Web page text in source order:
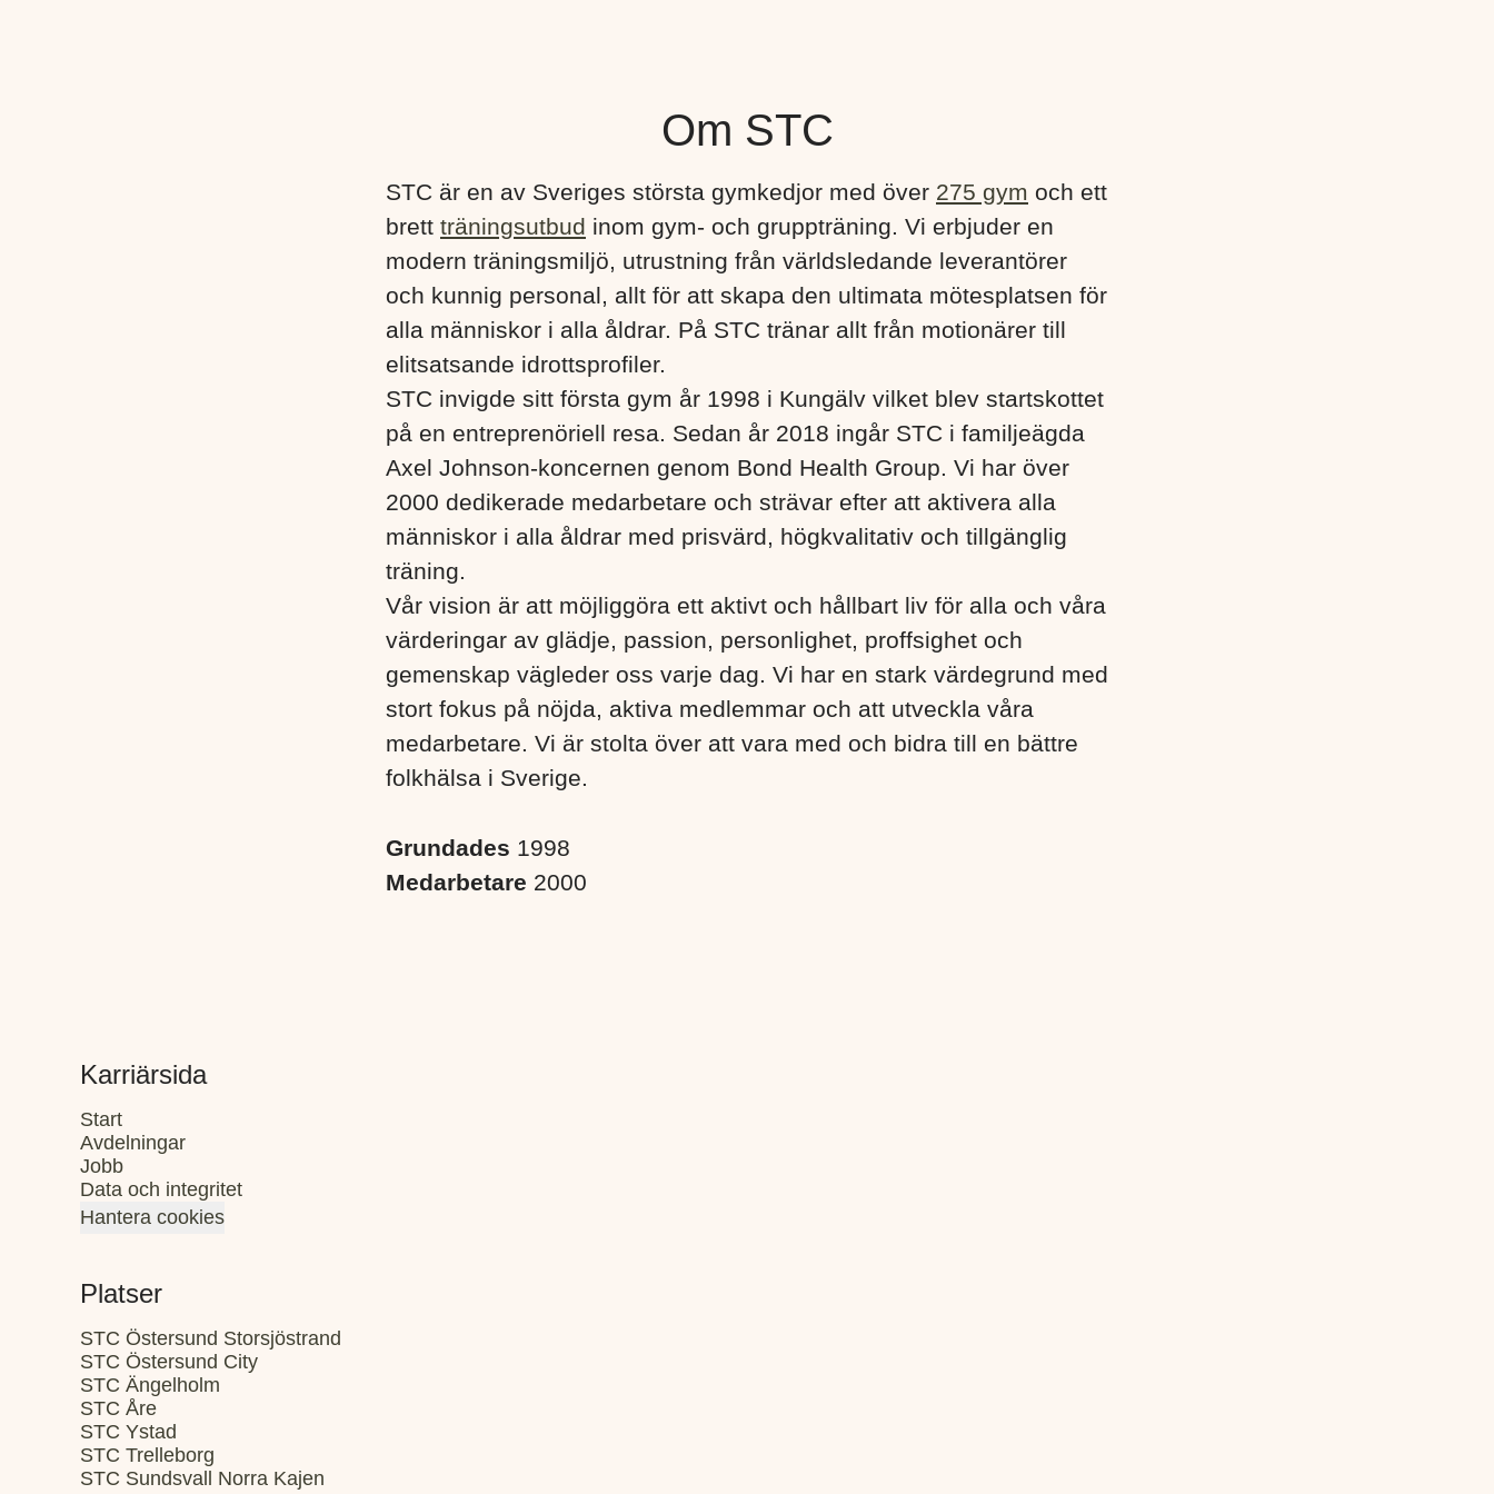
Om STC
STC är en av Sveriges största gymkedjor med över 275 gym och ett
brett träningsutbud inom gym- och gruppträning. Vi erbjuder en
modern träningsmiljö, utrustning från världsledande leverantörer
och kunnig personal, allt för att skapa den ultimata mötesplatsen för
alla människor i alla åldrar. På STC tränar allt från motionärer till
elitsatsande idrottsprofiler.
STC invigde sitt första gym år 1998 i Kungälv vilket blev startskottet
på en entreprenöriell resa. Sedan år 2018 ingår STC i familjeägda
Axel Johnson-koncernen genom Bond Health Group. Vi har över
2000 dedikerade medarbetare och strävar efter att aktivera alla
människor i alla åldrar med prisvärd, högkvalitativ och tillgänglig
träning.
Vår vision är att möjliggöra ett aktivt och hållbart liv för alla och våra
värderingar av glädje, passion, personlighet, proffsighet och
gemenskap vägleder oss varje dag. Vi har en stark värdegrund med
stort fokus på nöjda, aktiva medlemmar och att utveckla våra
medarbetare. Vi är stolta över att vara med och bidra till en bättre
folkhälsa i Sverige. ​
Grundades 1998
Medarbetare 2000
Karriärsida
Start
Avdelningar
Jobb
Data och integritet
Hantera cookies
Platser
STC Östersund Storsjöstrand
STC Östersund City
STC Ängelholm
STC Åre
STC Ystad
STC Trelleborg
STC Sundsvall Norra Kajen